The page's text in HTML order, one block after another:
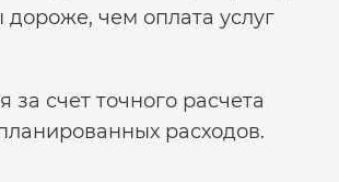
дороже, чем оплата услуг
счет точного расчета
расходов.